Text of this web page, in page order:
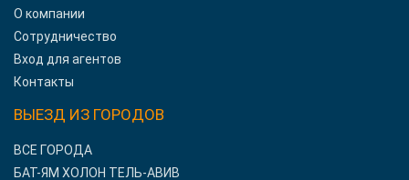
О компании
Сотрудничество
Вход для агентов
Контакты
ВЫЕЗД ИЗ ГОРОДОВ
ВСЕ ГОРОДА
БАТ-ЯМ ХОЛОН ТЕЛЬ-АВИВ